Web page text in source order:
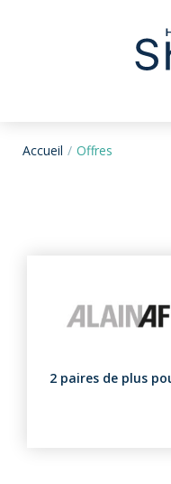
Accueil Offres
2 paires de plus